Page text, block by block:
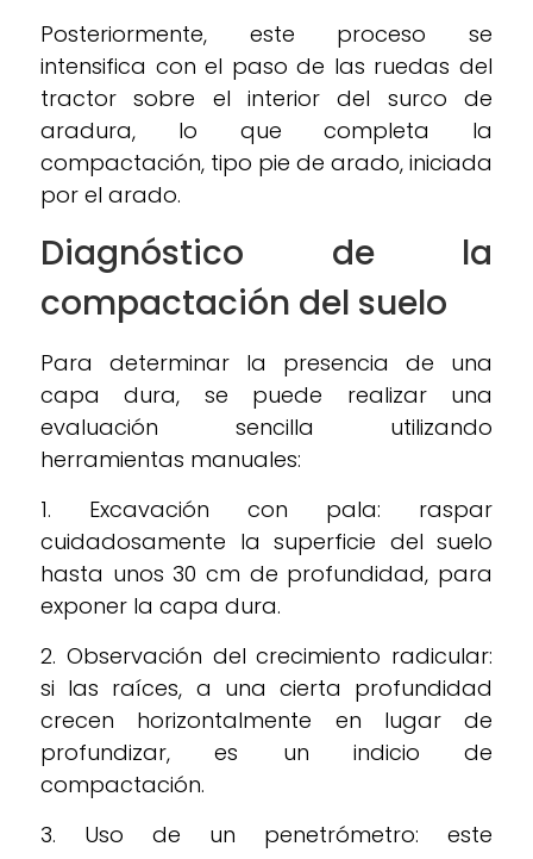
Posteriormente, este proceso se
intensifica con el paso de las ruedas del
tractor sobre el interior del surco de
aradura, lo que completa la
compactación, tipo pie de arado, iniciada
por el arado.
Diagnóstico de la
compactación del suelo
Para determinar la presencia de una
capa dura, se puede realizar una
evaluación sencilla utilizando
herramientas manuales:
1. Excavación con pala: raspar
cuidadosamente la superficie del suelo
hasta unos 30 cm de profundidad, para
exponer la capa dura.
2. Observación del crecimiento radicular:
si las raíces, a una cierta profundidad
crecen horizontalmente en lugar de
profundizar, es un indicio de
compactación.
3. Uso de un penetrómetro: este